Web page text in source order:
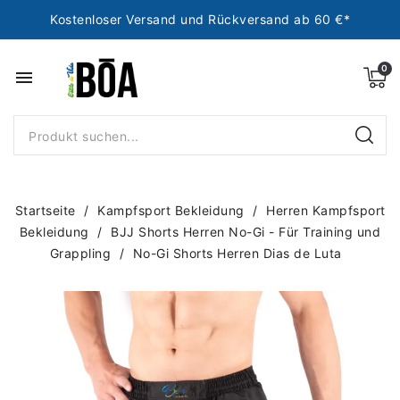
Kostenloser Versand und Rückversand ab 60 €*
menu
Startseite Kampfsport Bekleidung
Herren Kampfsport
Bekleidung
BJJ Shorts Herren No-Gi - Für Training und
Grappling
No-Gi Shorts Herren Dias de Luta